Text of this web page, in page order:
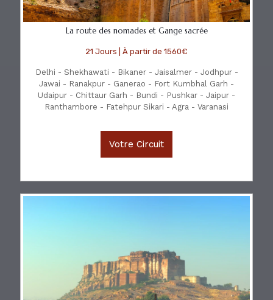
La route des nomades et Gange sacrée
21 Jours | À partir de 1560€
Delhi - Shekhawati - Bikaner - Jaisalmer - Jodhpur -
Jawai - Ranakpur - Ganerao - Fort Kumbhal Garh -
Udaipur - Chittaur Garh - Bundi - Pushkar - Jaipur -
Ranthambore - Fatehpur Sikari - Agra - Varanasi
Votre Circuit